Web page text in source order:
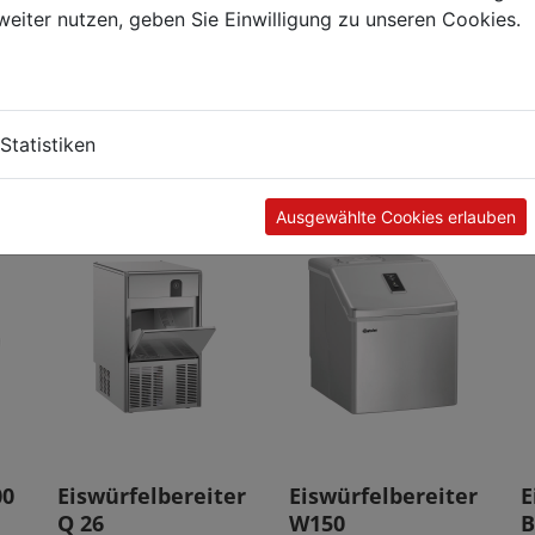
Kunden kauften auch
Eiswürfelbereiter
Q 26
Eiswürfelbereiter
W150
nutzen, geben Sie Einwilligung zu unseren Cookies.
Statistiken
Ausgewählte Cookies erlauben